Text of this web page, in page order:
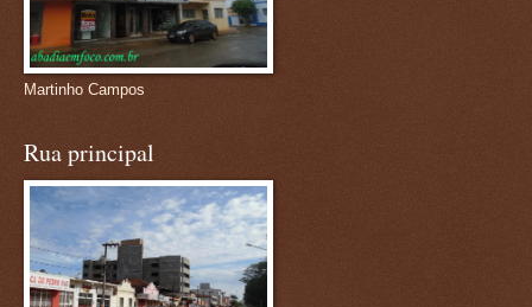
Martinho Campos
Rua principal